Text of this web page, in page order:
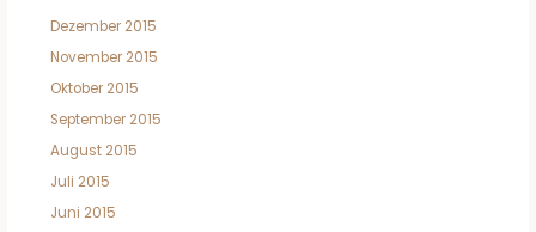
Dezember 2015
November 2015
Oktober 2015
September 2015
August 2015
Juli 2015
Juni 2015